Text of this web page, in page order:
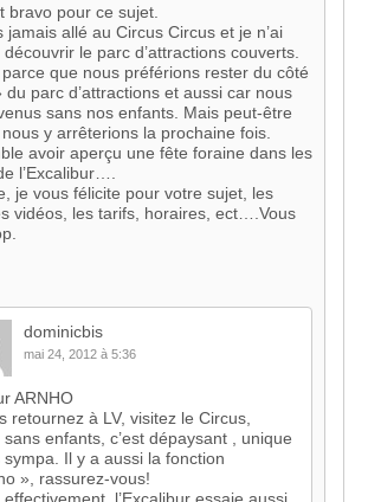
bravo pour ce sujet.
jamais allé au Circus Circus et je n’ai
le parc d’attractions couverts.
que nous préférions rester du côté
du parc d’attractions et aussi car nous
sans nos enfants. Mais peut-être
y arrêterions la prochaine fois.
avoir aperçu une fête foraine dans les
l’Excalibur….
je vous félicite pour votre sujet, les
vidéos, les tarifs, horaires, ect….Vous
dominicbis
mai 24, 2012 à 5:36
ARNHO
retournez à LV, visitez le Circus,
sans enfants, c’est dépaysant , unique
sympa. Il y a aussi la fonction
», rassurez-vous!
effectivement, l’Excalibur essaie aussi